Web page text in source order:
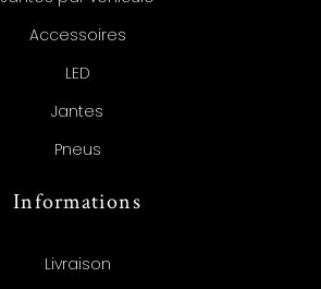
Accessoires
LED
Jantes
Pneus
Informations
Livraison